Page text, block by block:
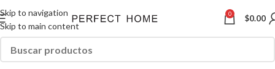
Skip to navigation
Skip to main content
0 $0.00